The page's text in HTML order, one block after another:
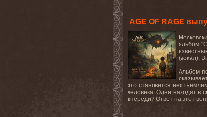
AGE OF RAGE
альбом
(вокал),
Альбом
это становится
человека. Одни находят в
впереди? Ответ на этот